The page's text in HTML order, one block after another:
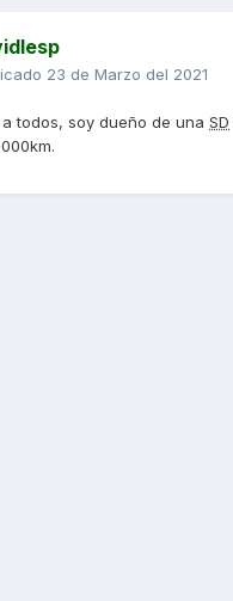
23 de Marzo del 2021
todos, soy dueño de una SD